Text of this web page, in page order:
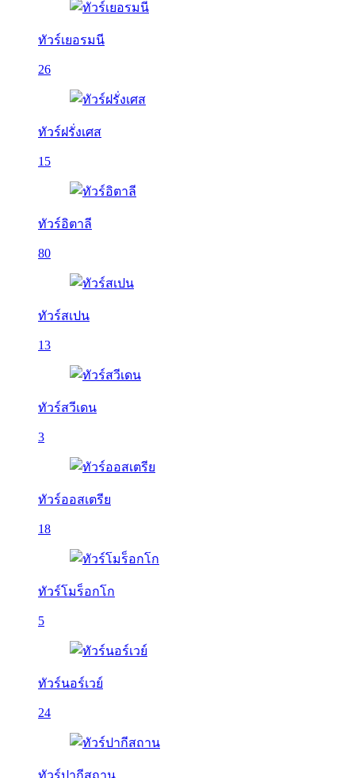
ทัวร์เยอรมนี
26
ทัวร์ฝรั่งเศส
15
ทัวร์อิตาลี
80
ทัวร์สเปน
13
ทัวร์สวีเดน
3
ทัวร์ออสเตรีย
18
ทัวร์โมร็อกโก
5
ทัวร์นอร์เวย์
24
ทัวร์ปากีสถาน